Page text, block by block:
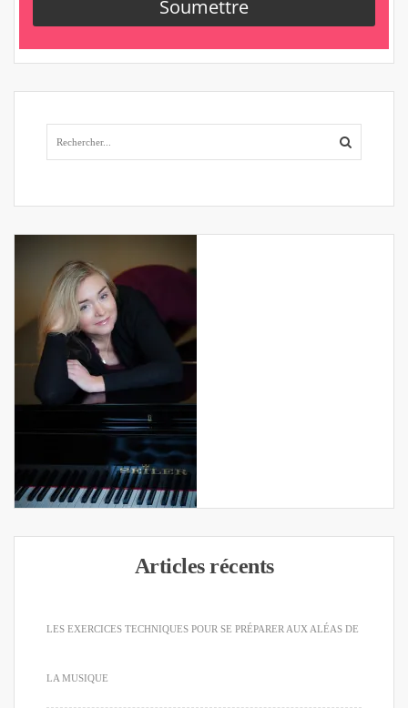
Articles récents
LES EXERCICES TECHNIQUES POUR SE PRÉPARER AUX ALÉAS DE
LA MUSIQUE